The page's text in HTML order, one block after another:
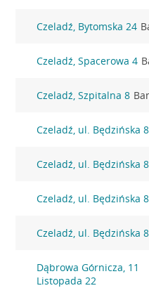
Czeladź, Bytomska 24
Czeladź, Spacerowa 4
Czeladź, Szpitalna 8
Czeladź, ul. Będzińska
Czeladź, ul. Będzińska
Czeladź, ul. Będzińska
Czeladź, ul. Będzińska
Dąbrowa Górnicza, 11
Listopada 22